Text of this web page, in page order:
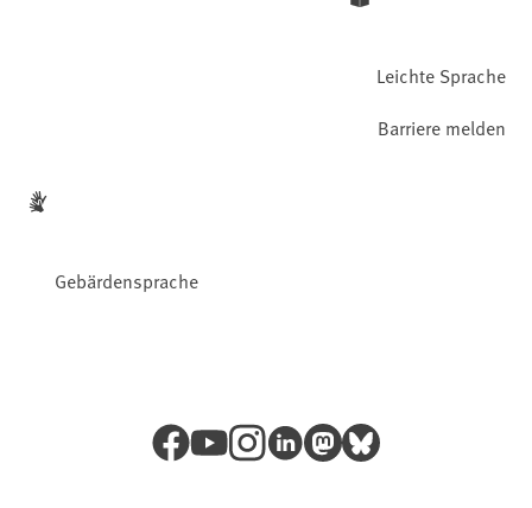
Leichte Sprache
Gebärdensprache
Barriere melden